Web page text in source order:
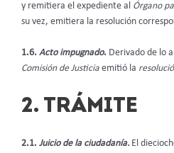
y remitiera el expediente al Órgano
su vez, emitiera la resolución
1.6. Acto impugnado. Derivado de lo
Comisión de Justicia emitió la
2. TRÁMITE
2.1. Juicio de la ciudadanía. El